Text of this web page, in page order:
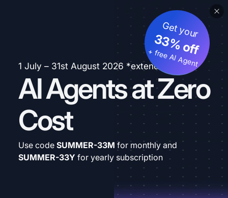
1 July – 31st August 2026 *extended
AI Agents at Zero
Cost
Get your
33% off
+ free AI Agent
Use code SUMMER-33M for monthly and
SUMMER-33Y for yearly subscription